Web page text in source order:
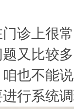
诊上很
又比较
也不能
行系统